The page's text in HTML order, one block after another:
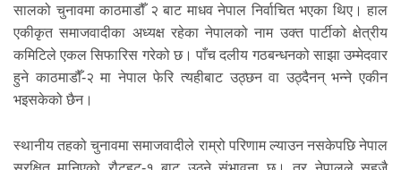
सालको चुनावमा काठमाडौँ २ बाट माधव नेपाल निर्वाचित भएका थिए। हाल
एकीकृत समाजवादीका अध्यक्ष रहेका नेपालको नाम उक्त पार्टीको क्षेत्रीय
कमिटिले एकल सिफारिस गरेको छ। पाँच दलीय गठबन्धनको साझा उम्मेदवार
हुने काठमाडौँ-२ मा नेपाल फेरि त्यहीबाट उठ्छन वा उठ्दैनन् भन्ने एकीन
भइसकेको छैन।
स्थानीय तहको चुनावमा समाजवादीले राम्रो परिणाम ल्याउन नसकेपछि नेपाल